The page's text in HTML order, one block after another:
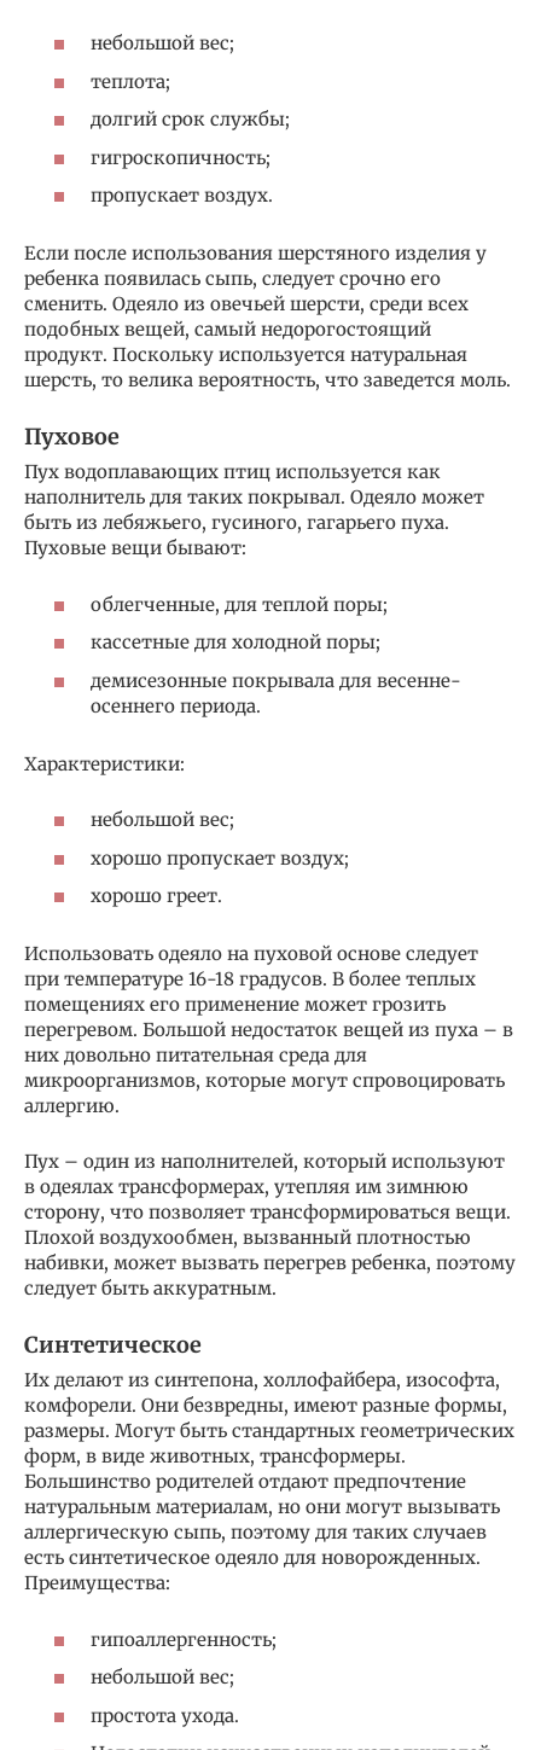
небольшой вес;
теплота;
долгий срок службы;
гигроскопичность;
пропускает воздух.
Если после использования шерстяного изделия у
ребенка появилась сыпь, следует срочно его
сменить. Одеяло из овечьей шерсти, среди всех
подобных вещей, самый недорогостоящий
продукт. Поскольку используется натуральная
шерсть, то велика вероятность, что заведется моль.
Пуховое
Пух водоплавающих птиц используется как
наполнитель для таких покрывал. Одеяло может
быть из лебяжьего, гусиного, гагарьего пуха.
Пуховые вещи бывают:
облегченные, для теплой поры;
кассетные для холодной поры;
демисезонные покрывала для весенне-
осеннего периода.
Характеристики:
небольшой вес;
хорошо пропускает воздух;
хорошо греет.
Использовать одеяло на пуховой основе следует
при температуре 16-18 градусов. В более теплых
помещениях его применение может грозить
перегревом. Большой недостаток вещей из пуха – в
них довольно питательная среда для
микроорганизмов, которые могут спровоцировать
аллергию.
Пух – один из наполнителей, который используют
в одеялах трансформерах, утепляя им зимнюю
сторону, что позволяет трансформироваться вещи.
Плохой воздухообмен, вызванный плотностью
набивки, может вызвать перегрев ребенка, поэтому
следует быть аккуратным.
Синтетическое
Их делают из синтепона, холлофайбера, изософта,
комфорели. Они безвредны, имеют разные формы,
размеры. Могут быть стандартных геометрических
форм, в виде животных, трансформеры.
Большинство родителей отдают предпочтение
натуральным материалам, но они могут вызывать
аллергическую сыпь, поэтому для таких случаев
есть синтетическое одеяло для новорожденных.
Преимущества:
гипоаллергенность;
небольшой вес;
простота ухода.